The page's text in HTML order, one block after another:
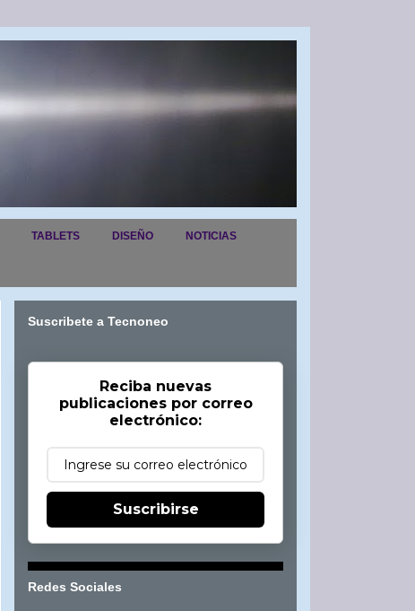
TABLETS DISEÑO NOTICIAS
Suscribete a Tecnoneo
Reciba nuevas
publicaciones por correo
electrónico:
Suscribirse
Redes Sociales